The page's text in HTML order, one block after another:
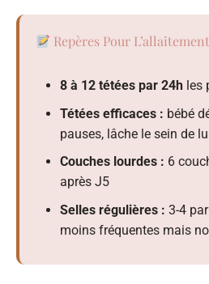
Repères Pour L’allaitement
8 à 12 tétées par 24h les
Tétées efficaces : bébé
pauses, lâche le sein de
Couches lourdes : 6
après J5
Selles régulières : 3-4
moins fréquentes mais